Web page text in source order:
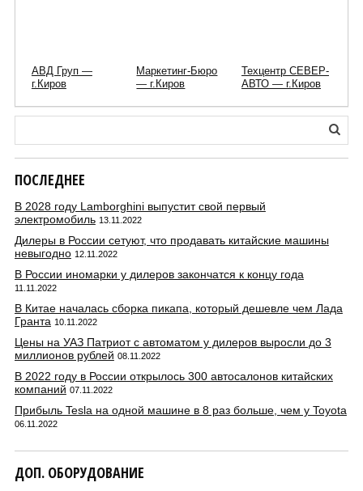
АВД Груп —
г.Киров
Маркетинг-Бюро
— г.Киров
Техцентр СЕВЕР-
АВТО — г.Киров
ПОСЛЕДНЕЕ
В 2028 году Lamborghini выпустит свой первый
электромобиль 13.11.2022
Дилеры в России сетуют, что продавать китайские машины
невыгодно 12.11.2022
В России иномарки у дилеров закончатся к концу года
11.11.2022
В Китае началась сборка пикапа, который дешевле чем Лада
Гранта 10.11.2022
Цены на УАЗ Патриот с автоматом у дилеров выросли до 3
миллионов рублей 08.11.2022
В 2022 году в России открылось 300 автосалонов китайских
компаний 07.11.2022
Прибыль Tesla на одной машине в 8 раз больше, чем у Toyota
06.11.2022
ДОП. ОБОРУДОВАНИЕ